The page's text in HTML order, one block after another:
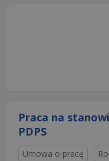
Praca na
PDPS
Umowa o pracę